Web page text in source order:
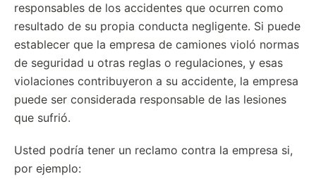
responsables de los accidentes que ocurren como
resultado de su propia conducta negligente. Si puede
establecer que la empresa de camiones violó normas
de seguridad u otras reglas o regulaciones, y esas
violaciones contribuyeron a su accidente, la empresa
puede ser considerada responsable de las lesiones
que sufrió.
Usted podría tener un reclamo contra la empresa si,
por ejemplo: